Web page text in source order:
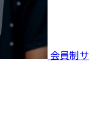
会員制サ